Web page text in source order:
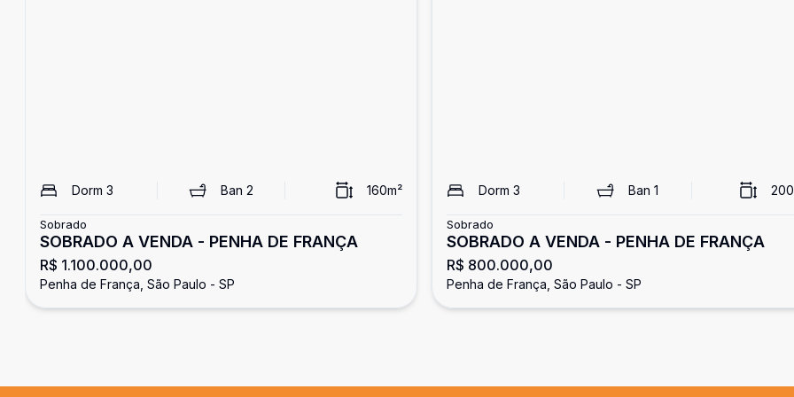
Dorm 3 Ban2 160m²
Sobrado
SOBRADO A VENDA - PENHA DE FRANÇA
R$ 1.100.000,00
Penha de França, São Paulo - SP
Dorm 3 Ban1 200
Sobrado
SOBRADO A VENDA - PENHA DE FRANÇA
R$ 800.000,00
Penha de França, São Paulo - SP